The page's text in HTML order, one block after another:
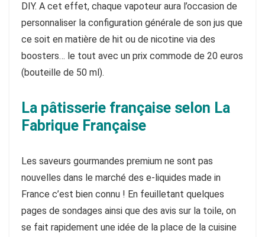
DIY. A cet effet, chaque vapoteur aura l’occasion de
personnaliser la configuration générale de son jus que
ce soit en matière de hit ou de nicotine via des
boosters… le tout avec un prix commode de 20 euros
(bouteille de 50 ml).
La pâtisserie française selon La
Fabrique Française
Les saveurs gourmandes premium ne sont pas
nouvelles dans le marché des e-liquides made in
France c’est bien connu ! En feuilletant quelques
pages de sondages ainsi que des avis sur la toile, on
se fait rapidement une idée de la place de la cuisine